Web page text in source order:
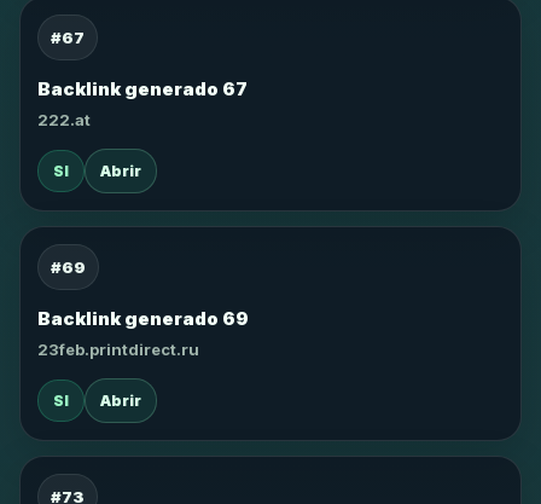
#67
Backlink generado 67
222.at
SI Abrir
#69
Backlink generado 69
23feb.printdirect.ru
SI Abrir
#73